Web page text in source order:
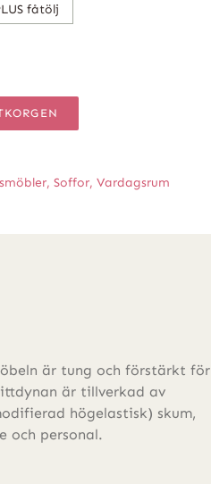
fåtölj
, Soffor, Vardagsrum
är tung och förstärkt för
är tillverkad av
högelastisk) skum,
och personal.